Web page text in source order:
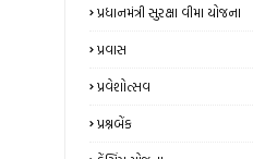
પ્રધાનમંત્રી સુરક્ષા વીમા યોજના
પ્રવાસ
પ્રવેશોત્સવ
પ્રશ્નબેંક